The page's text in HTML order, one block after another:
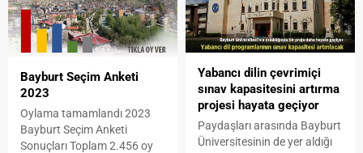
konsere Belediye Başkanı
Mete Memiş, Doğu
Karadeniz Belediyeler Birliği
Genel Sekreteri Mehmet
Şentürk, Bayburt Üniversitesi
Rektörü Selçuk Coşkun,
Başkanı İbrahim Yumak,...
Bayburt Seçim Anketi
2023
Oylama tamamlandı 2023
Bayburt Seçim Anketi
Sonuçları Toplam 2.456 oy
Yabancı dilin çevrimiçi
sınav kapasitesini artırma
projesi hayata geçiyor
Paydaşları arasında Bayburt
Üniversitesinin de yer aldığı